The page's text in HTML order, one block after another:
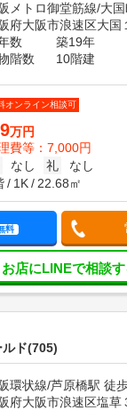
メトロ御堂筋線/大
府大阪市浪速区大国
数
築19年
階数
10階建
オンライン相談可
万円
費等：7,000円
なし 礼
なし
1K 22.68㎡
料
お店にLINEで相談す
ド(705)
環状線/芦原橋駅 徒
府大阪市浪速区塩草